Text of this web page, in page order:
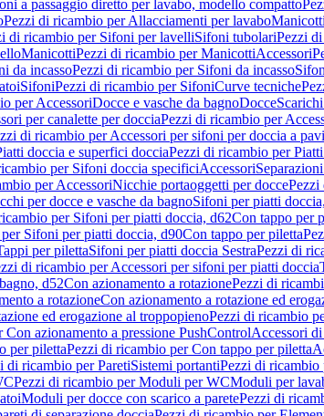
a passaggio diretto per lavabo, modello compatto
Pezzi di ricambio per Allacciamenti per lavaboManicotti
di ricambio per Sifoni per lavelliSifoni tubolariPezzi
ManicottiPezzi di ricambio per ManicottiAccessori
da incassoPezzi di ricambio per Sifoni da incasso
SifoniPezzi di ricambio per SifoniCurve tecniche
per AccessoriDocce e vasche da bagnoDocce
per canalette per docciaPezzi di ricambio per
di ricambio per Accessori per sifoni per doccia a
doccia e superfici docciaPezzi di ricambio per
per Sifoni doccia specificiAccessori
per AccessoriNicchie portaoggetti per doccePezzi
per docce e vasche da bagnoSifoni per piatti
per Sifoni per piatti doccia, d62Con tappo per
Sifoni per piatti doccia, d90Con tappo per piletta
per pilettaSifoni per piatti doccia SestraPezzi di
di ricambio per Accessori per sifoni per piatti doccia
d52Con azionamento a rotazionePezzi di
a rotazioneCon azionamento a rotazione ed
ed erogazione al troppopienoPezzi di ricambio
azionamento a pressione PushControlAccessori
per pilettaPezzi di ricambio per Con tappo per piletta
di ricambio per ParetiSistemi portantiPezzi di ricambio
Pezzi di ricambio per Moduli per WCModuli per
Moduli per docce con scarico a paretePezzi di